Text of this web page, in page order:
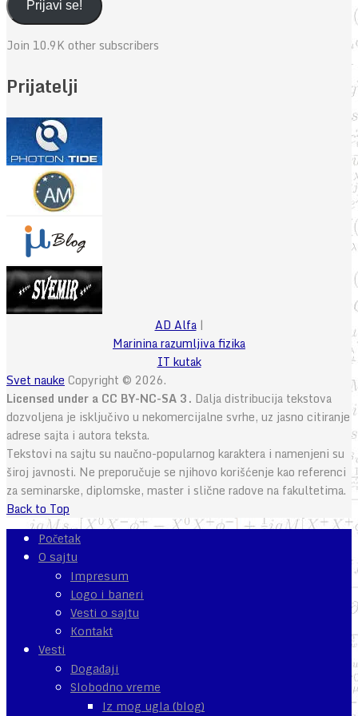
Prijavi se!
Join 10.9K other subscribers
Prijatelji
AD Alfa|
Marinina razumljiva fizika
IT kutak
Svet nauke Copyright © 2026.
Licensed under a CC BY-NC-SA 3. Dalja distribucija tekstova
dozvoljena je isključivo u nekomercijalne svrhe, uz jasno citiranje
adrese sajta i autora teksta.
Tekstovi na sajtu su naučno-popularnog karaktera i namenjeni su
široj javnosti. Ne preporučuje se njihovo korišćenje kao referenci
za seminarske, diplomske, master i slične radove na fakultetima.
Back to Top
Početak
O sajtu
Impresum
Logo i baneri
Vesti o sajtu
Kontakt
Vesti
Događaji
Slobodno vreme
Iz mog ugla (blog)